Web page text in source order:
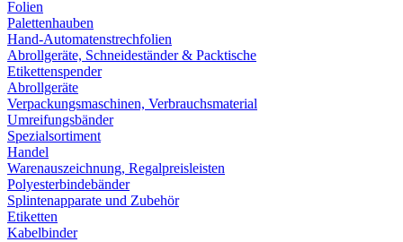
Folien
Palettenhauben
Hand-Automatenstrechfolien
Abrollgeräte, Schneideständer & Packtische
Etikettenspender
Abrollgeräte
Verpackungsmaschinen, Verbrauchsmaterial
Umreifungsbänder
Spezialsortiment
Handel
Warenauszeichnung, Regalpreisleisten
Polyesterbindebänder
Splintenapparate und Zubehör
Etiketten
Kabelbinder